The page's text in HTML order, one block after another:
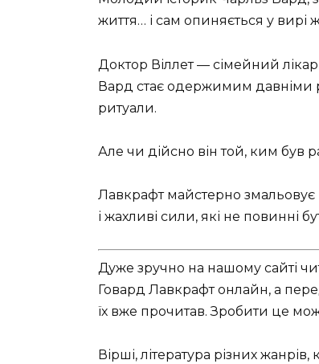
життя… і сам опиняється у вирі
Доктор Віллет — сімейний
Вард стає одержимим давніми
ритуали.
Але чи дійсно він той, ким був
Лавкрафт майстерно
і жахливі сили, які не повинні
Дуже зручно на нашому сайті
Говард Лавкрафт онлайн, а
їх вже прочитав. Зробити це
Вірші, література різних